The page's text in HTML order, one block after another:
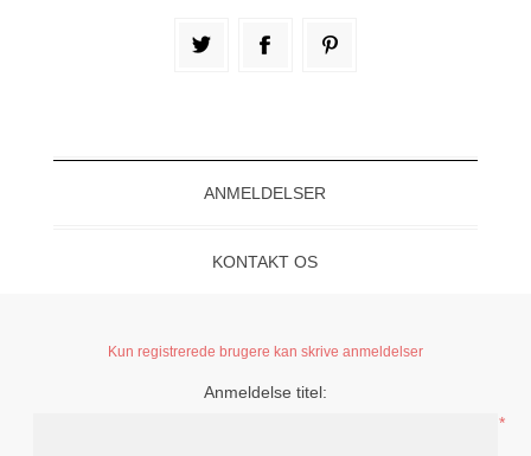
ANMELDELSER
KONTAKT OS
Kun registrerede brugere kan skrive anmeldelser
Anmeldelse titel:
*